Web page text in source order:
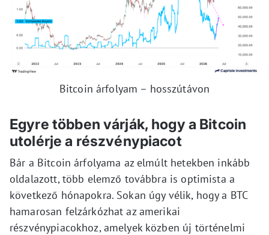
Bitcoin árfolyam – hosszútávon
Egyre többen várják, hogy a Bitcoin
utolérje a részvénypiacot
Bár a Bitcoin árfolyama az elmúlt hetekben inkább
oldalazott, több elemző továbbra is optimista a
következő hónapokra. Sokan úgy vélik, hogy a BTC
hamarosan felzárkózhat az amerikai
részvénypiacokhoz, amelyek közben új történelmi